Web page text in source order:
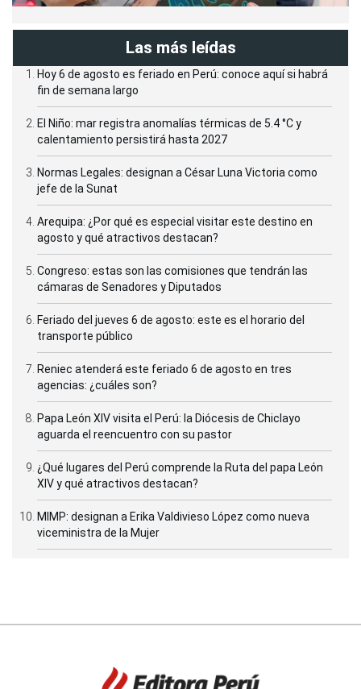
Las más leídas
Hoy 6 de agosto es feriado en Perú: conoce aquí si habrá
fin de semana largo
El Niño: mar registra anomalías térmicas de 5.4 °C y
calentamiento persistirá hasta 2027
Normas Legales: designan a César Luna Victoria como
jefe de la Sunat
Arequipa: ¿Por qué es especial visitar este destino en
agosto y qué atractivos destacan?
Congreso: estas son las comisiones que tendrán las
cámaras de Senadores y Diputados
Feriado del jueves 6 de agosto: este es el horario del
transporte público
Reniec atenderá este feriado 6 de agosto en tres
agencias: ¿cuáles son?
Papa León XIV visita el Perú: la Diócesis de Chiclayo
aguarda el reencuentro con su pastor
¿Qué lugares del Perú comprende la Ruta del papa León
XIV y qué atractivos destacan?
MIMP: designan a Erika Valdivieso López como nueva
viceministra de la Mujer